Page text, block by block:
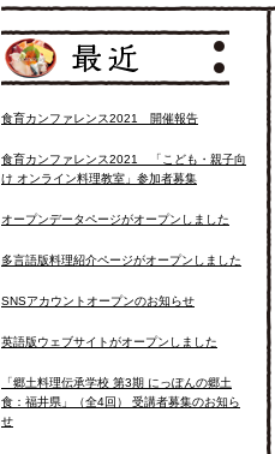
食育カンファレンス2021 開催報告
食育カンファレンス2021 「こども・親子向
け オンライン料理教室」参加者募集
オープンデータページがオープンしました
多言語版料理紹介ページがオープンしました
SNSアカウントオープンのお知らせ
英語版ウェブサイトがオープンしました
「郷土料理伝承学校 第3期 にっぽんの郷土
食：福井県」（全4回） 受講者募集のお知ら
せ